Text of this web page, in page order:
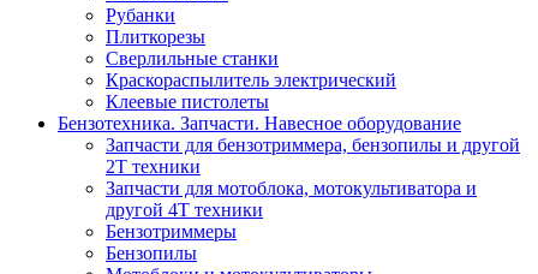
Рубанки
Плиткорезы
Сверлильные станки
Краскораспылитель электрический
Клеевые пистолеты
Бензотехника. Запчасти. Навесное оборудование
Запчасти для бензотриммера, бензопилы и другой
2Т техники
Запчасти для мотоблока, мотокультиватора и
другой 4Т техники
Бензотриммеры
Бензопилы